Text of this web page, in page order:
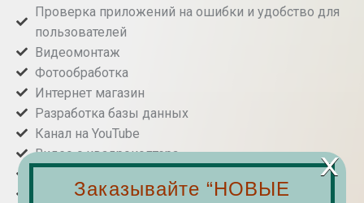
Проверка приложений на ошибки и удобство для
пользователей
Видеомонтаж
Фотообработка
Интернет магазин
Разработка базы данных
Канал на YouTube
Видео с квадрокоптера
GallaDanceЗаказывайте “НОВЫЕ
×